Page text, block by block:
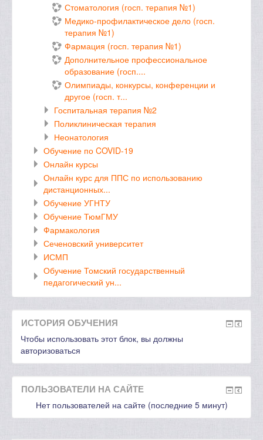
Стоматология (госп. терапия №1)
Медико-профилактическое дело (госп.
терапия №1)
Фармация (госп. терапия №1)
Дополнительное профессиональное
образование (госп....
Олимпиады, конкурсы, конференции и
другое (госп. т...
Госпитальная терапия №2
Поликлиническая терапия
Неонатология
Обучение по COVID-19
Онлайн курсы
Онлайн курс для ППС по использованию
дистанционных...
Обучение УГНТУ
Обучение ТюмГМУ
Фармакология
Сеченовский университет
ИСМП
Обучение Томский государственный
педагогический ун...
ИСТОРИЯ ОБУЧЕНИЯ
Чтобы использовать этот блок, вы должны
авторизоваться
ПОЛЬЗОВАТЕЛИ НА САЙТЕ
Нет пользователей на сайте (последние 5 минут)